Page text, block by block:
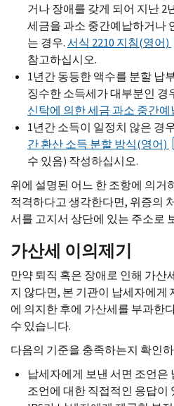
거나 장애를 갖게 되어 지난 2
세금을 과소 중간예납하거나
는 경우.서식 2210 지침(영어)
참고하십시오.
1년간 동등한 액수를 분할 납
징수한 소득세가 대부분인 경
신탁에 의한 세금 과소 중간예
1년간 소득이 일정치 않은 경
간 환산 소득 분할 방식(영어)
수 있음) 작성하십시오.
위에 설명된 어느 한 조항에 의거
적격하다고 생각한다면, 위증의
서를 고지서 상단에 있는 주소로
가산세 이의제기
만약 퇴직 혹은 장애로 인해 가산
지 않다면, 본 기관이 납세자에게
에 의지한 후에 가산세를 부과한
수 있습니다.
다음의 기준을 충족하는지 확인
납세자에게 보낸 서면 조언
조언에 대한 직접적인 응답이